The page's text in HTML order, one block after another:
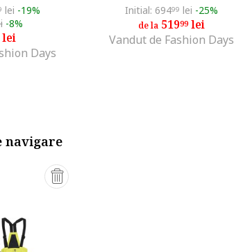
lei -19%
-8%
Days
Initial: 69499 lei -25%
de la 51999lei
Vandut de Fashion Days
navigare